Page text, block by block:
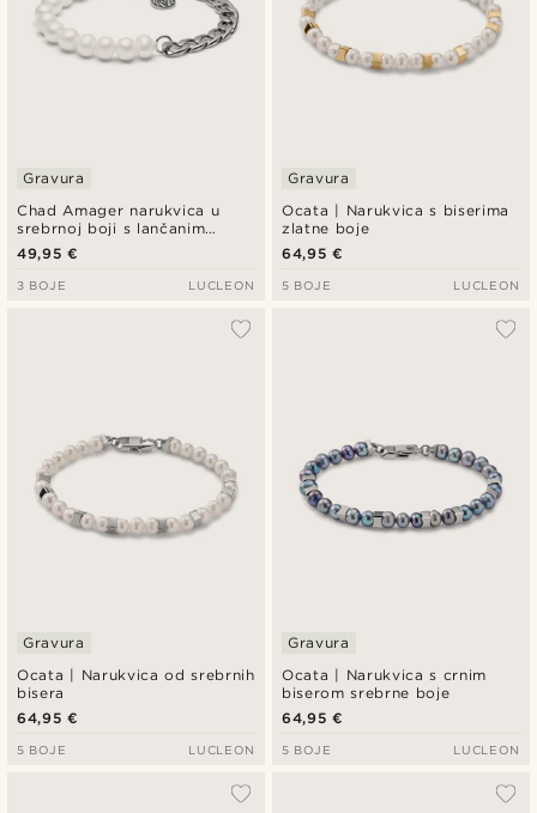
Chad Amager narukvica u
srebrnoj boji s lančanim
karikama i biserima
Gravura
49,95 €
3 BOJE LUCLEON
Ocata | Narukvica s biserima
zlatne boje
Gravura
64,95 €
5 BOJE LUCLEON
Ocata | Narukvica od srebrnih
bisera
Gravura
64,95 €
5 BOJE LUCLEON
Ocata | Narukvica s crnim
biserom srebrne boje
Gravura
64,95 €
5 BOJE LUCLEON